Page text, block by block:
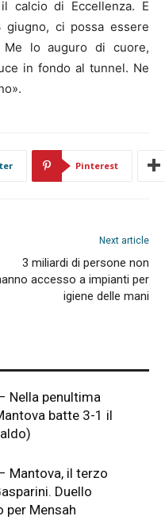
calcio di Eccellenza. E
ci possa essere
lo auguro di cuore,
in fondo al tunnel. Ne
Pinterest
Next article
3 miliardi di persone non
accesso a impianti per
igiene delle mani
Nella penultima
batte 3-1 il
Mantova, il terzo
Duello
per Mensah